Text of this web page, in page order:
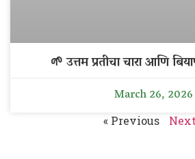
🌱 उत्तम प्रतीचा चारा आणि
March 26, 2026
« Previous